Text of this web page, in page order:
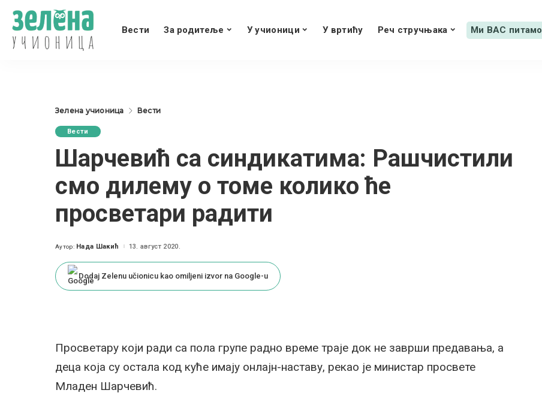
Вести За родитеље У учионици У вртићу Реч стручњака Ми ВАС питамо
Зелена учионица Вести
Вести
Шарчевић са синдикатима: Рашчистили
смо дилему о томе колико ће
просветари радити
Posted
Аутор: Нада Шакић 13. август 2020.
Dodaj Zelenu učionicu kao omiljeni izvor na Google-u
Просветару који ради са пола групе радно време траје док не заврши предавања, а
деца која су остала код куће имају онлајн-наставу, рекао је министар просвете
Младен Шарчевић.